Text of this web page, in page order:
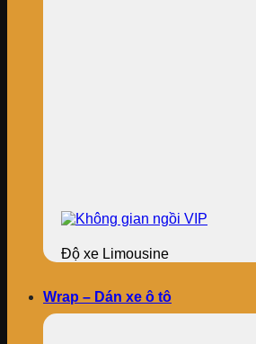
Độ xe Limousine
Wrap – Dán xe ô tô